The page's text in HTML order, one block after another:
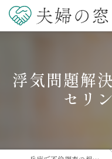
浮気問題解
セリ